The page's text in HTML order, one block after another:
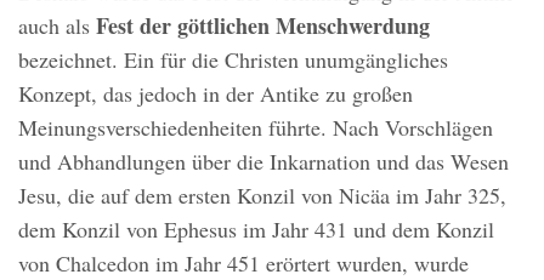
auch als Fest der göttlichen Menschwerdung
bezeichnet. Ein für die Christen unumgängliches
Konzept, das jedoch in der Antike zu großen
Meinungsverschiedenheiten führte. Nach Vorschlägen
und Abhandlungen über die Inkarnation und das Wesen
Jesu, die auf dem ersten Konzil von Nicäa im Jahr 325,
dem Konzil von Ephesus im Jahr 431 und dem Konzil
von Chalcedon im Jahr 451 erörtert wurden, wurde